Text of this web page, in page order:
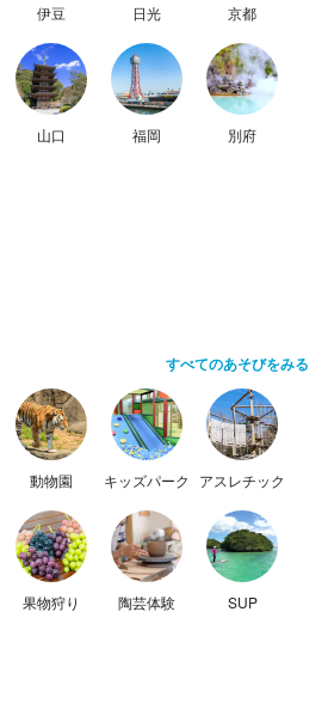
伊豆 日光 京都
山口 福岡 別府
すべてのあそびをみる
動物園 キッズパーク アスレチック
果物狩り 陶芸体験 SUP